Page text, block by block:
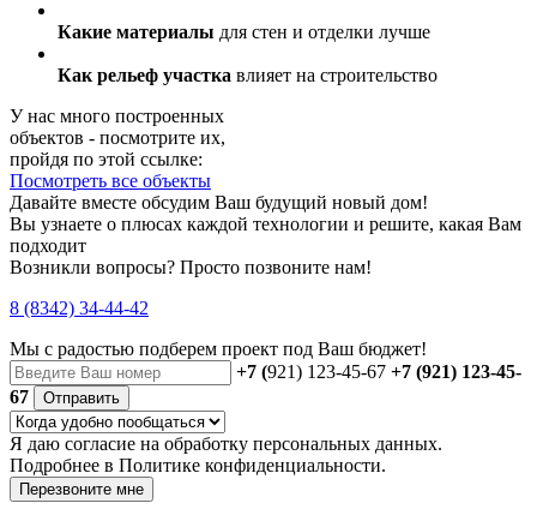
Какие материалы для стен и отделки лучше
Как рельеф участка влияет на строительство
У нас много построенных
объектов - посмотрите их,
пройдя по этой ссылке:
Посмотреть все объекты
Давайте вместе обсудим Ваш будущий новый дом!
Вы узнаете о плюсах каждой технологии и решите, какая Вам
подходит
Возникли вопросы? Просто позвоните нам!
8 (8342) 34-44-42
Мы с радостью подберем проект под Ваш бюджет!
+7 (921) 123-45-67 +7 (921) 123-45-
67
Отправить
Я даю согласие на обработку персональных данных.
Подробнее в Политике конфиденциальности.
Перезвоните мне